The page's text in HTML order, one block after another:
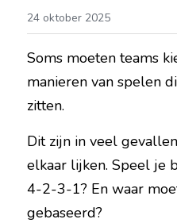
24 oktober 2025
Soms moeten teams
manieren van spelen
zitten.
Dit zijn in veel
elkaar lijken. Speel je
4-2-3-1? En waar
gebaseerd?